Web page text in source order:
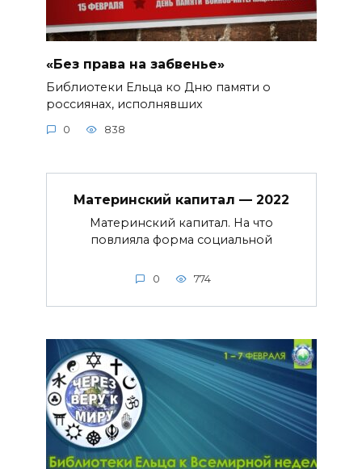
«Без права на забвенье»
Библиотеки Ельца ко Дню памяти о
россиянах, исполнявших
0 838
Материнский капитал — 2022
Материнский капитал. На что
повлияла форма социальной
0 774